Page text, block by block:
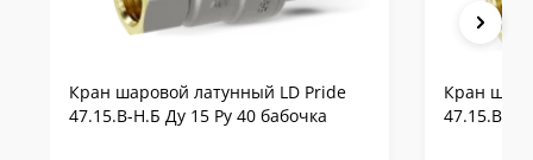
Кран шаровой латунный LD Pride
47.15.В-Н.Б Ду 15 Ру 40 бабочка
Кран
47.15.В-